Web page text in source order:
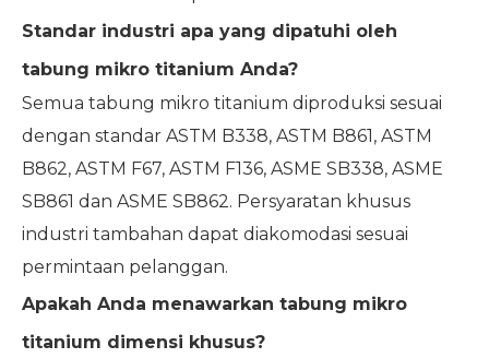
Standar industri apa yang dipatuhi oleh
tabung mikro titanium Anda?
Semua tabung mikro titanium diproduksi sesuai
dengan standar ASTM B338, ASTM B861, ASTM
B862, ASTM F67, ASTM F136, ASME SB338, ASME
SB861 dan ASME SB862. Persyaratan khusus
industri tambahan dapat diakomodasi sesuai
permintaan pelanggan.
Apakah Anda menawarkan tabung mikro
titanium dimensi khusus?